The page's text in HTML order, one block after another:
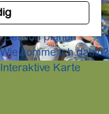
Besuch planen
Wie komme ich dahin?
Interaktive Karte